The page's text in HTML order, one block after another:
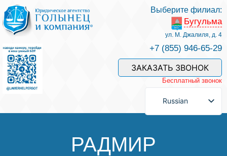
Услуги и наши специалисты
Оплата услуг
Задать вопрос
Выберите филиал:
Бугульма
ул. М. Джалиля, д. 4
+7 (855) 946-65-29
ЗАКАЗАТЬ ЗВОНОК
Бесплатный звонок
Russian
РАДМИР